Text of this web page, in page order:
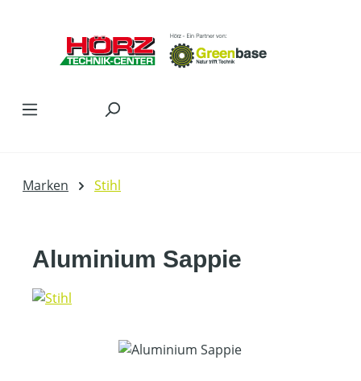
Marken Stihl
Aluminium Sappie
Bildergalerie überspringen